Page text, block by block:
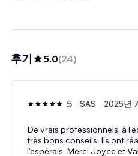
후기 5.0(24)
5 SAS 2025년
De vrais professionnels, à
très bons conseils. Ils ont
l'espérais. Merci Joyce et